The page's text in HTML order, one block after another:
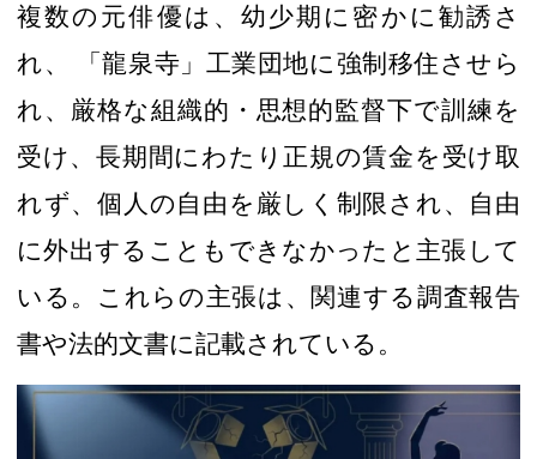
複数の 元俳優は、幼少期に 密かに勧誘さ
れ、 「龍泉寺」工業団地に強制移住させら
れ、厳格な組織的・思想的監督下で訓練を
受け、長期間にわたり 正規の賃金を受け取
れず、個人の自由を厳しく制限され、自由
に外出することもできなかったと主張して
いる。これらの主張は、関連する調査報告
書や法的文書に記載されている。